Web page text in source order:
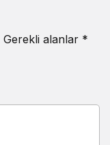
Gerekli alanlar *